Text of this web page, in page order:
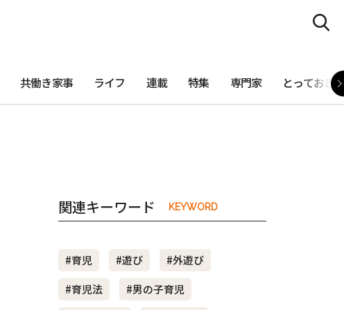
共働き家事 ライフ 連載 特集 専門家 とっておき
関連キーワード KEYWORD
#育児 #遊び
#外遊び
#育児法
#男の子育児